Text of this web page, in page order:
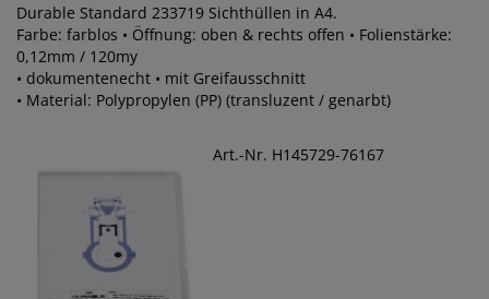
Durable Standard 233719 Sichthüllen in A4.
Farbe: farblos • Öffnung: oben & rechts offen • Folienstärke:
0,12mm / 120my
• dokumentenecht • mit Greifausschnitt
• Material: Polypropylen (PP) (transluzent / genarbt)
Art.-Nr. H145729-76167